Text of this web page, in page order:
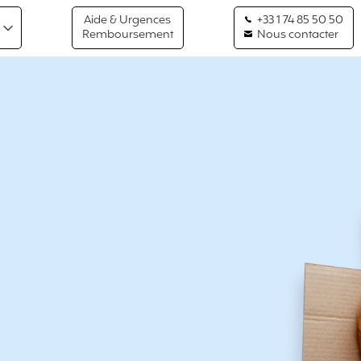
Aide & Urgences
Remboursement
+33 1 74 85 50 50
Nous contacter